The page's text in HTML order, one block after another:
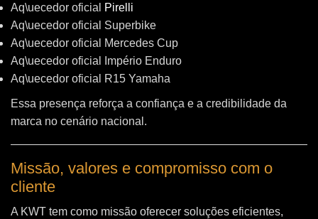
Aq\uecedor oficial
Pirelli
Aq\uecedor oficial Superbike
Aq\uecedor oficial Mercedes Cup
Aq\uecedor oficial Império Enduro
Aq\uecedor oficial R15 Yamaha
Essa presença reforça a confiança e a credibilidade da
marca no cenário nacional.
Missão, valores e compromisso com o
cliente
A KWT tem como missão oferecer soluções eficientes,